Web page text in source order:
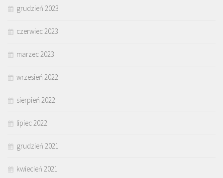
grudzień 2023
czerwiec 2023
marzec 2023
wrzesień 2022
sierpień 2022
lipiec 2022
grudzień 2021
kwiecień 2021